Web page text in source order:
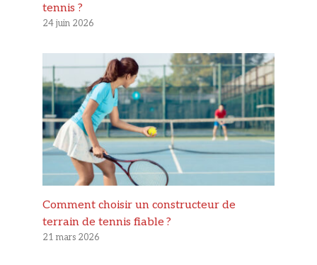
tennis ?
24 juin 2026
Comment choisir un constructeur de
terrain de tennis fiable ?
21 mars 2026